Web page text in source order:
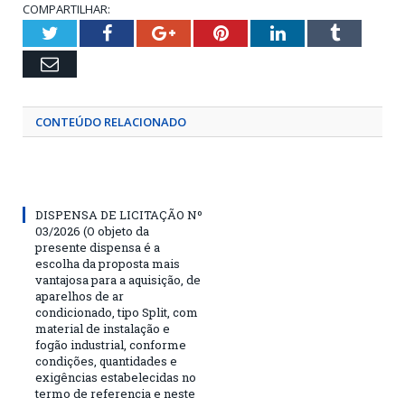
COMPARTILHAR:
TwitterFacebookGoogle+PinterestLinkedInTumblr
Email
CONTEÚDO RELACIONADO
DISPENSA DE LICITAÇÃO Nº
03/2026 (O objeto da
presente dispensa é a
escolha da proposta mais
vantajosa para a aquisição, de
aparelhos de ar
condicionado, tipo Split, com
material de instalação e
fogão industrial, conforme
condições, quantidades e
exigências estabelecidas no
termo de referencia e neste